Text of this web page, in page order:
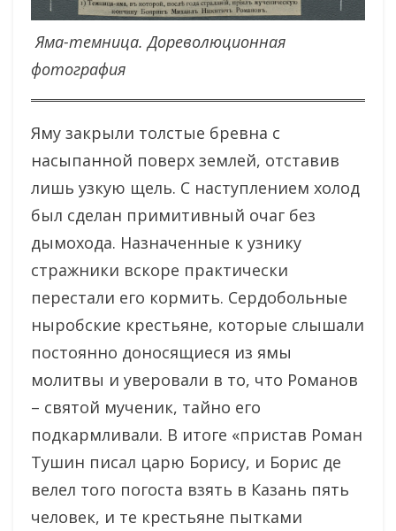
Яма-темница. Дореволюционная
фотография
Яму закрыли толстые бревна с
насыпанной поверх землей, отставив
лишь узкую щель. С наступлением холод
был сделан примитивный очаг без
дымохода. Назначенные к узнику
стражники вскоре практически
перестали его кормить. Сердобольные
ныробские крестьяне, которые слышали
постоянно доносящиеся из ямы
молитвы и уверовали в то, что Романов
– святой мученик, тайно его
подкармливали. В итоге «пристав Роман
Тушин писал царю Борису, и Борис де
велел того погоста взять в Казань пять
человек, и те крестьяне пытками